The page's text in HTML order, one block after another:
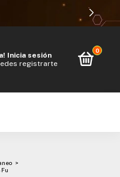
Inicia sesión
registrarte
0
>